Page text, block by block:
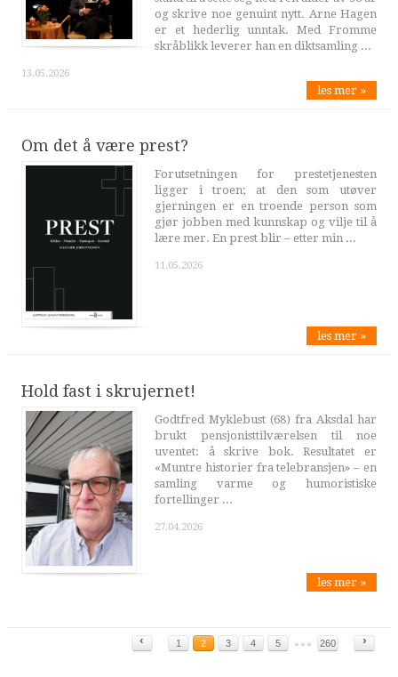
og skrive noe genuint nytt. Arne Hagen
er et hederlig unntak. Med Fromme
skråblikk leverer han en diktsamling ...
13.05.2026
les mer »
Om det å være prest?
Forutsetningen for prestetjenesten
ligger i troen; at den som utøver
gjerningen er en troende person som
gjør jobben med kunnskap og vilje til å
lære mer. En prest blir – etter min ...
11.05.2026
les mer »
Hold fast i skrujernet!
Godtfred Myklebust (68) fra Aksdal har
brukt pensjonisttilværelsen til noe
uventet: å skrive bok. Resultatet er
«Muntre historier fra telebransjen» – en
samling varme og humoristiske
fortellinger ...
27.04.2026
les mer »
‹ 1 2 3 4 5 260 ›